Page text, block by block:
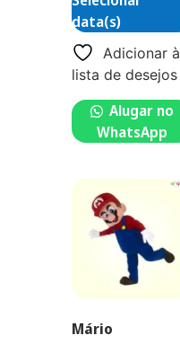
data(s)
Adicionar à
lista de desejos
Alugar no
WhatsApp
Mário